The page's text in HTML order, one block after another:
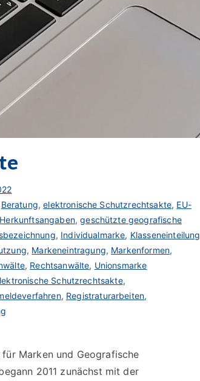
Beratung,elektronische Schutzrechtsakte, EU-
,geschützte geografische
, Individualmarke, Klasseneinteilung
, Markeneintragung, Markenformen,
, Rechtsanwälte, Unionsmarke
Schutzrechtsakte,
, Registraturarbeiten,
Marken und Geografische
2011 zunächst mit der